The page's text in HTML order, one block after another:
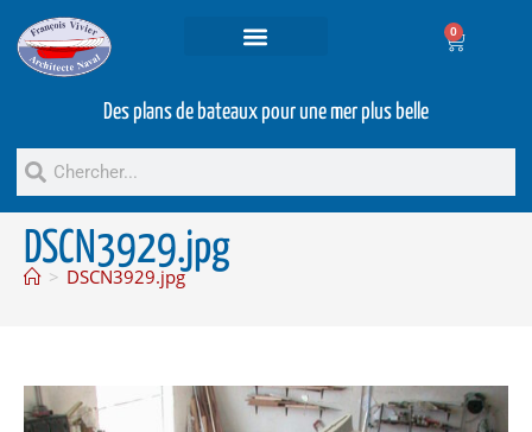
0
Des plans de bateaux pour une mer plus belle
DSCN3929.jpg
> DSCN3929.jpg